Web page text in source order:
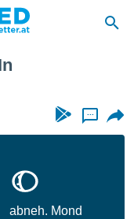
...
abneh. Mond